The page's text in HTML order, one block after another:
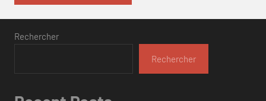
Rechercher
Rechercher